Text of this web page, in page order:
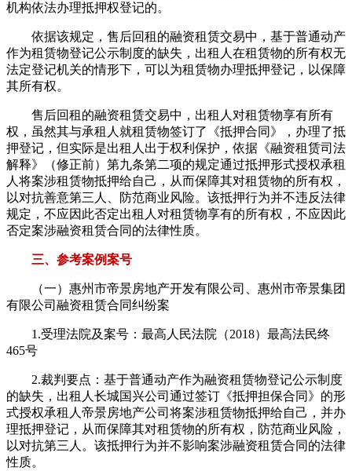
机构依法办理抵押权登记的。
依据该规定，售后回租的融资租赁交易中，基于普通动产
作为租赁物登记公示制度的缺失，出租人在租赁物的所有权无
法定登记机关的情形下，可以为租赁物办理抵押登记，以保障
其所有权。
售后回租的融资租赁交易中，出租人对租赁物享有所有
权，虽然其与承租人就租赁物签订了《抵押合同》，办理了抵
押登记，但实际是出租人出于权利保护，依据《融资租赁司法
解释》（修正前）第九条第二项的规定通过抵押形式授权承租
人将案涉租赁物抵押给自己，从而保障其对租赁物的所有权，
以对抗善意第三人、防范商业风险。该抵押行为并不违反法律
规定，不应因此否定出租人对租赁物享有的所有权，不应因此
否定案涉融资租赁合同的法律性质。
三、参考案例案号
（一）惠州市帝景房地产开发有限公司、惠州市帝景集团
有限公司融资租赁合同纠纷案
1.受理法院及案号：最高人民法院（2018）最高法民终
465号
2.裁判要点：基于普通动产作为融资租赁物登记公示制度
的缺失，出租人长城国兴公司通过签订《抵押担保合同》的形
式授权承租人帝景房地产公司将案涉租赁物抵押给自己，并办
理抵押登记，从而保障其对租赁物的所有权，防范商业风险，
以对抗第三人。该抵押行为并不影响案涉融资租赁合同的法律
性质。